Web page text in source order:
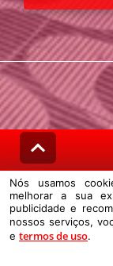
©
Nós usamos
sua experiência
Nós usamos
melhorar a sua
publicidade e
nossos serviços,
e termos de uso.